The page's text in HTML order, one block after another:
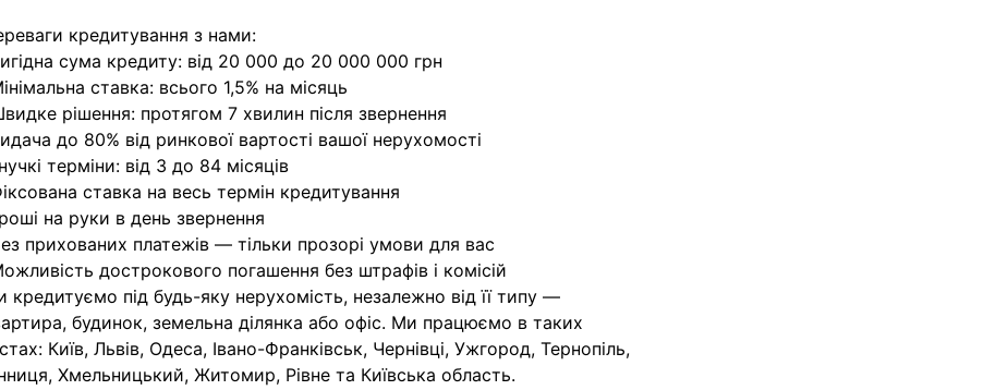
кредитування з нами:
сума кредиту: від 20 000 до 20 000 000 грн
ставка: всього 1,5% на місяць
рішення: протягом 7 хвилин після звернення
до 80% від ринкової вартості вашої нерухомості
терміни: від 3 до 84 місяців
ставка на весь термін кредитування
на руки в день звернення
прихованих платежів — тільки прозорі умови для вас
дострокового погашення без штрафів і комісій
кредитуємо під будь-яку нерухомість, незалежно від її типу —
будинок, земельна ділянка або офіс. Ми працюємо в таких
Київ, Львів, Одеса, Івано-Франківськ, Чернівці, Ужгород, Тернопіль,
Хмельницький, Житомир, Рівне та Київська область.